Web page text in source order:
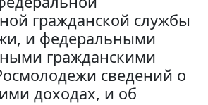
гражданской службы
и федеральными
гражданскими
сведений о
доходах, и об